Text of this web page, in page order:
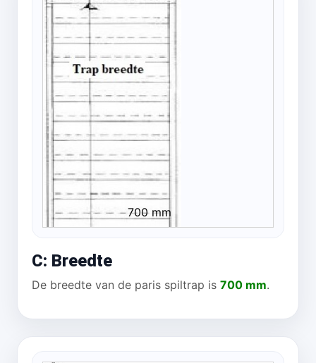
700 mm
C: Breedte
De breedte van de paris spiltrap is 700 mm.